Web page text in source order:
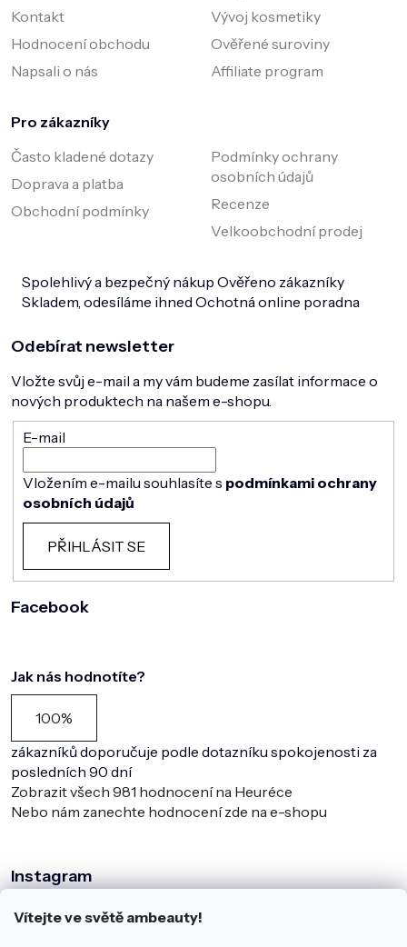
Vítejte ve světě ambeauty!
Kontakt
Hodnocení obchodu
Napsali o nás
Vývoj kosmetiky
Ověřené suroviny
Affiliate program
Pro zákazníky
Často kladené dotazy
Doprava a platba
Obchodní podmínky
Podmínky ochrany
osobních údajů
Recenze
Velkoobchodní prodej
Spolehlivý a bezpečný nákup Ověřeno zákazníky
Skladem, odesíláme ihned Ochotná online poradna
Odebírat newsletter
Vložte svůj e-mail a my vám budeme zasílat informace o
nových produktech na našem e-shopu.
E-mail
Vložením e-mailu souhlasíte s podmínkami ochrany
osobních údajů
PŘIHLÁSIT SE
Facebook
Jak nás hodnotíte?
100%
zákazníků doporučuje podle dotazníku spokojenosti za
posledních 90 dní
Zobrazit všech 981 hodnocení na Heuréce
Nebo nám zanechte hodnocení zde na e-shopu
Instagram